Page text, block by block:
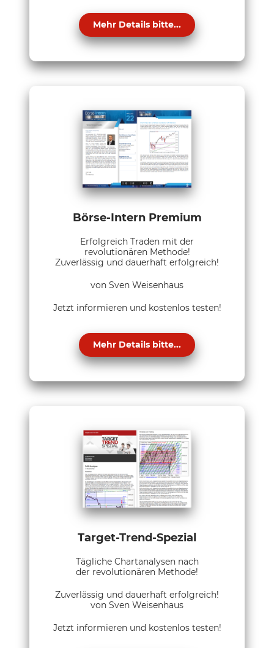
Mehr Details bitte...
Börse-Intern Premium
Erfolgreich Traden mit der
revolutionären Methode!
Zuverlässig und dauerhaft erfolgreich!
von Sven Weisenhaus
Jetzt informieren und kostenlos testen!
Mehr Details bitte...
Target-Trend-Spezial
Tägliche Chartanalysen nach
der revolutionären Methode!
Zuverlässig und dauerhaft erfolgreich!
von Sven Weisenhaus
Jetzt informieren und kostenlos testen!